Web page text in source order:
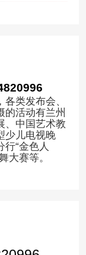
类发布会、
的活动有兰州
、中国艺术教
少儿电视晚
行“金色人
大赛等。